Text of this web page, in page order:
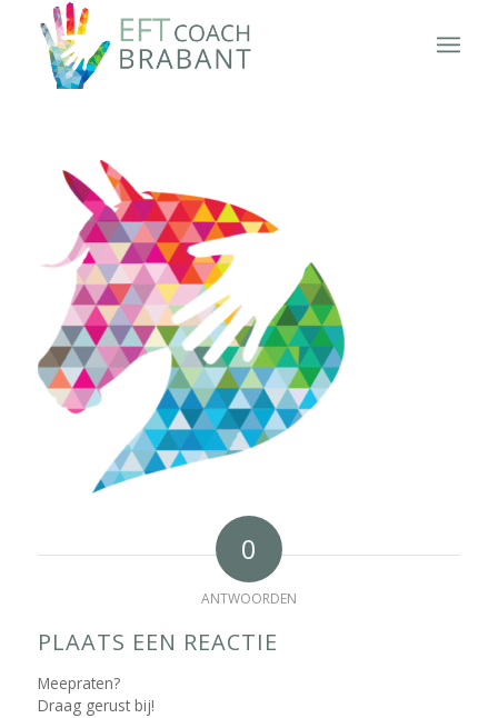
0
ANTWOORDEN
PLAATS EEN REACTIE
Meepraten?
Draag gerust bij!